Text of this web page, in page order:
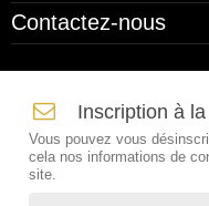
Contactez-nous
Inscription à
Vous pouvez vous
cela nos informations de
site.